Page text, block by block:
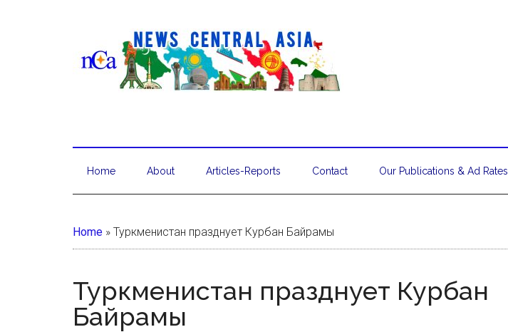
Home About Articles-Reports Contact Our Publications & Ad Rates
Home » Туркменистан празднует Курбан Байрамы
Туркменистан празднует Курбан
Байрамы